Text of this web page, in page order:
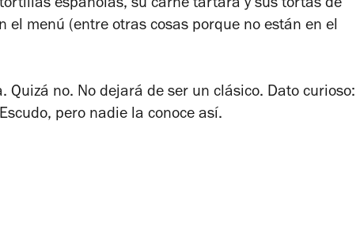
españolas, su carne tártara y sus tortas de
el menú (entre otras cosas porque no están en el
Quizá no. No dejará de ser un clásico. Dato curioso:
pero nadie la conoce así.